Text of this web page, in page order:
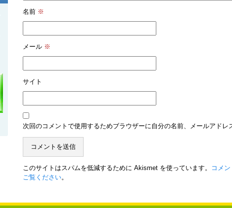
名前 ※
メール ※
サイト
次回のコメントで使用するためブラウザーに自分の名前、メールアドレ
このサイトはスパムを低減するために Akismet を使っています。
コメ
ご覧ください。